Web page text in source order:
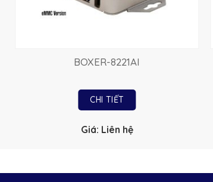
BOXER-8221AI
CHI TIẾT
Giá: Liên hệ